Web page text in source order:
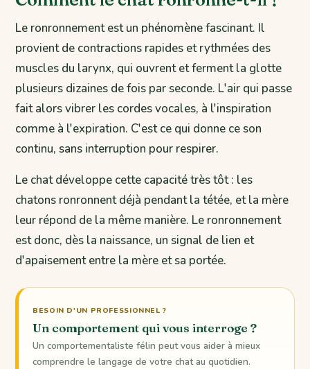
Le ronronnement est un phénomène fascinant. Il
provient de contractions rapides et rythmées des
muscles du larynx, qui ouvrent et ferment la glotte
plusieurs dizaines de fois par seconde. L'air qui passe
fait alors vibrer les cordes vocales, à l'inspiration
comme à l'expiration. C'est ce qui donne ce son
continu, sans interruption pour respirer.
Le chat développe cette capacité très tôt : les
chatons ronronnent déjà pendant la tétée, et la mère
leur répond de la même manière. Le ronronnement
est donc, dès la naissance, un signal de lien et
d'apaisement entre la mère et sa portée.
BESOIN D'UN PROFESSIONNEL ?
Un comportement qui vous interroge ?
Un comportementaliste félin peut vous aider à mieux
comprendre le langage de votre chat au quotidien.